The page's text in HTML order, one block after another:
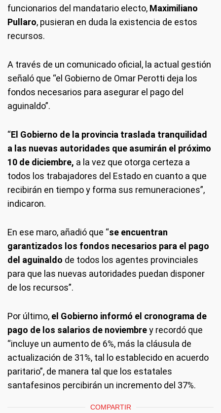
funcionarios del mandatario electo, Maximiliano
Pullaro, pusieran en duda la existencia de estos
recursos.
A través de un comunicado oficial, la actual gestión
señaló que “el Gobierno de Omar Perotti deja los
fondos necesarios para asegurar el pago del
aguinaldo”.
“El Gobierno de la provincia traslada tranquilidad
a las nuevas autoridades que asumirán el próximo
10 de diciembre, a la vez que otorga certeza a
todos los trabajadores del Estado en cuanto a que
recibirán en tiempo y forma sus remuneraciones”,
indicaron.
En ese maro, añadió que “se encuentran
garantizados los fondos necesarios para el pago
del aguinaldo de todos los agentes provinciales
para que las nuevas autoridades puedan disponer
de los recursos”.
Por último, el Gobierno informó el cronograma de
pago de los salarios de noviembrey recordó que
“incluye un aumento de 6%, más la cláusula de
actualización de 31%, tal lo establecido en acuerdo
paritario”, de manera tal que los estatales
santafesinos percibirán un incremento del 37%.
COMPARTIR